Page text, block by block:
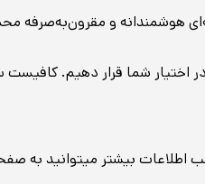
هوشمندانه و
اختیار شما قرار دهیم.
اطلاعات بیشتر میتوانید به